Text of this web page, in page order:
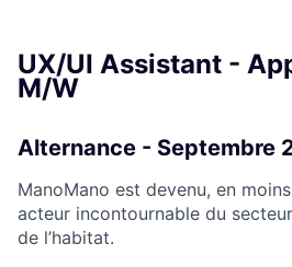
UX/UI Assistant -
M/W
Alternance - Septembre
ManoMano est devenu, en
acteur incontournable du
de l’habitat.